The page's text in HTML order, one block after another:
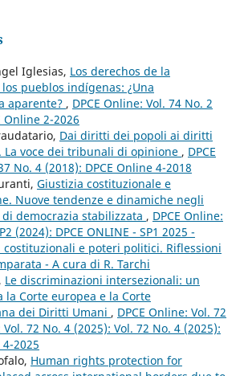
Iglesias, Los derechos de la
pueblos indígenas: ¿Una
aparente? , DPCE Online: Vol. 74 No. 2
Online 2-2026
Dai diritti dei popoli ai diritti
La voce dei tribunali di opinione , DPCE
No. 4 (2018): DPCE Online 4-2018
Giustizia costituzionale e
Nuove tendenze e dinamiche negli
democrazia stabilizzata , DPCE Online:
(2024): DPCE ONLINE - SP1 2025 -
e poteri politici. Riflessioni
- A cura di R. Tarchi
Le discriminazioni intersezionali: un
la Corte europea e la Corte
dei Diritti Umani , DPCE Online: Vol. 72
72 No. 4 (2025): Vol. 72 No. 4 (2025):
4-2025
Human rights protection for